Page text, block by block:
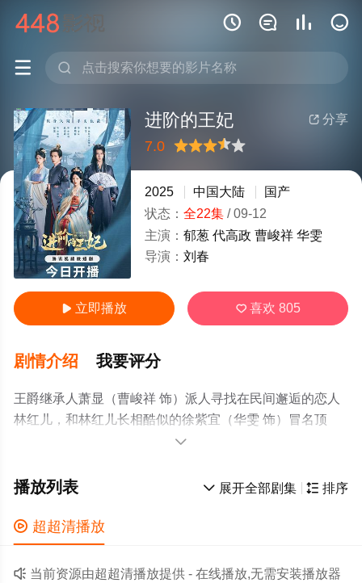
   
 
 分享
进阶的王妃
7.0
很差较差
还行推荐力荐
2025 中国大陆
国产
状态： 全22集/09-12
主演： 郁葱 代高政 曹峻祥 华雯
导演： 刘春
 立即播放 喜欢 805
剧情介绍 我要评分
王爵继承人萧显（曹峻祥 饰）派人寻找在民间邂逅的恋人
林红儿，和林红儿长相酷似的徐紫宜（华雯 饰）冒名顶
替，徐家为了保住秘密杀害林红儿一家，并导致林红儿容
儿改变容貌化名洪琳琅（郁葱 饰），开启复仇之路。

 排序
 展开全部剧集
播放列表
 超超清播放
 当前资源由超超清播放提供 - 在线播放,无需安装播放器